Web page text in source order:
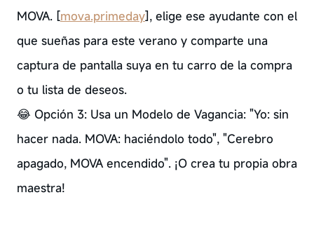
MOVA. [mova.primeday], elige ese ayudante con el
que sueñas para este verano y comparte una
captura de pantalla suya en tu carro de la compra
o tu lista de deseos.
😂 Opción 3: Usa un Modelo de Vagancia: "Yo: sin
hacer nada. MOVA: haciéndolo todo", "Cerebro
apagado, MOVA encendido". ¡O crea tu propia obra
maestra!